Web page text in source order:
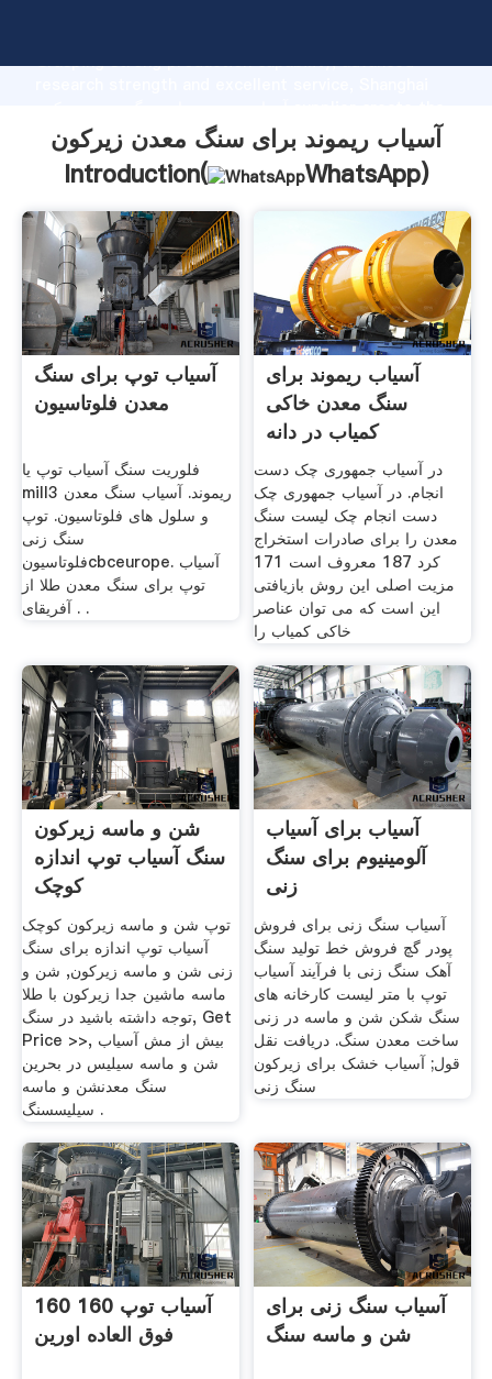
Grasping strong production capability, advanced
value and bring values to all of customers.
آسیاب ریموند برای سنگ معدن زیرکون
Introduction(
WhatsApp)
آسیاب توپ برای سنگ
معدن فلوتاسیون
فلوریت سنگ آسیاب توپ یا
mill3 ریموند. آسیاب سنگ معدن
و سلول های فلوتاسیون. توپ
سنگ زنی
فلوتاسیونcbceurope. آسیاب
توپ برای سنگ معدن طلا از
آفریقای . .
آسیاب ریموند برای
سنگ معدن خاکی
کمیاب در دانه
در آسیاب جمهوری چک دست
انجام. در آسیاب جمهوری چک
دست انجام چک لیست سنگ
معدن را برای صادرات استخراج
کرد 187 معروف است 171
مزیت اصلی این روش بازیافتی
این است که می توان عناصر
خاکی کمیاب را
شن و ماسه زیرکون
سنگ آسیاب توپ اندازه
کوچک
توپ شن و ماسه زیرکون کوچک
آسیاب توپ اندازه برای سنگ
زنی شن و ماسه زیرکون, شن و
ماسه ماشین جدا زیرکون با طلا
توجه داشته باشید در سنگ, Get
Price >>, بیش از مش آسیاب
شن و ماسه سیلیس در بحرین
سنگ معدنشن و ماسه
سیلیسسنگ .
آسیاب برای آسیاب
آلومینیوم برای سنگ
زنی
آسیاب سنگ زنی برای فروش
پودر گچ فروش خط تولید سنگ
آهک سنگ زنی با فرآیند آسیاب
توپ با متر لیست کارخانه های
سنگ شکن شن و ماسه در زنی
ساخت معدن سنگ. دریافت نقل
قول; آسیاب خشک برای زیرکون
سنگ زنی
160 160 آسیاب توپ
فوق العاده اورین
آسیاب سنگ زنی برای
شن و ماسه سنگ